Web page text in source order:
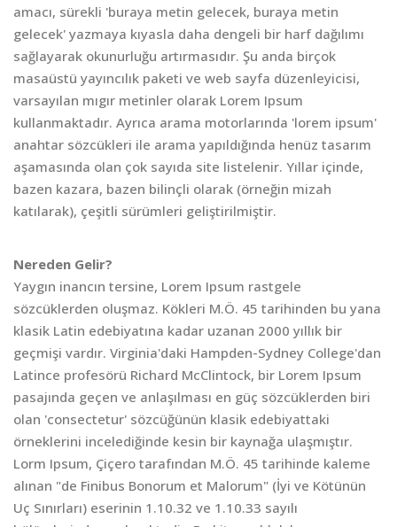
amacı, sürekli 'buraya metin gelecek, buraya metin
gelecek' yazmaya kıyasla daha dengeli bir harf dağılımı
sağlayarak okunurluğu artırmasıdır. Şu anda birçok
masaüstü yayıncılık paketi ve web sayfa düzenleyicisi,
varsayılan mıgır metinler olarak Lorem Ipsum
kullanmaktadır. Ayrıca arama motorlarında 'lorem ipsum'
anahtar sözcükleri ile arama yapıldığında henüz tasarım
aşamasında olan çok sayıda site listelenir. Yıllar içinde,
bazen kazara, bazen bilinçli olarak (örneğin mizah
katılarak), çeşitli sürümleri geliştirilmiştir.
Nereden Gelir?
Yaygın inancın tersine, Lorem Ipsum rastgele
sözcüklerden oluşmaz. Kökleri M.Ö. 45 tarihinden bu yana
klasik Latin edebiyatına kadar uzanan 2000 yıllık bir
geçmişi vardır. Virginia'daki Hampden-Sydney College'dan
Latince profesörü Richard McClintock, bir Lorem Ipsum
pasajında geçen ve anlaşılması en güç sözcüklerden biri
olan 'consectetur' sözcüğünün klasik edebiyattaki
örneklerini incelediğinde kesin bir kaynağa ulaşmıştır.
Lorm Ipsum, Çiçero tarafından M.Ö. 45 tarihinde kaleme
alınan "de Finibus Bonorum et Malorum" (İyi ve Kötünün
Uç Sınırları) eserinin 1.10.32 ve 1.10.33 sayılı